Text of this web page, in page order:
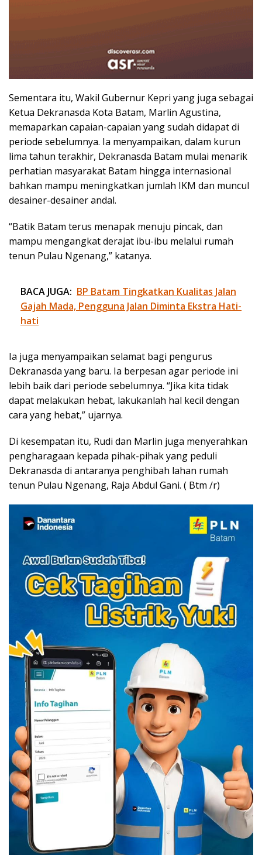
Sementara itu, Wakil Gubernur Kepri yang juga sebagai
Ketua Dekranasda Kota Batam, Marlin Agustina,
memaparkan capaian-capaian yang sudah didapat di
periode sebelumnya. Ia menyampaikan, dalam kurun
lima tahun terakhir, Dekranasda Batam mulai menarik
perhatian masyarakat Batam hingga internasional
bahkan mampu meningkatkan jumlah IKM dan muncul
desainer-desainer andal.
“Batik Batam terus menapak menuju pincak, dan
mampu mengangkat derajat ibu-ibu melalui rumah
tenun Pulau Ngenang,” katanya.
BACA JUGA: BP Batam Tingkatkan Kualitas Jalan
Gajah Mada, Pengguna Jalan Diminta Ekstra Hati-
hati
Ia juga menyampaikan selamat bagi pengurus
Dekranasda yang baru. Ia berpesan agar periode ini
lebih baik dari periode sebelumnya. “Jika kita tidak
dapat melakukan hebat, lakukanlah hal kecil dengan
cara yang hebat,” ujarnya.
Di kesempatan itu, Rudi dan Marlin juga menyerahkan
pengharagaan kepada pihak-pihak yang peduli
Dekranasda di antaranya penghibah lahan rumah
tenun Pulau Ngenang, Raja Abdul Gani. ( Btm /r)